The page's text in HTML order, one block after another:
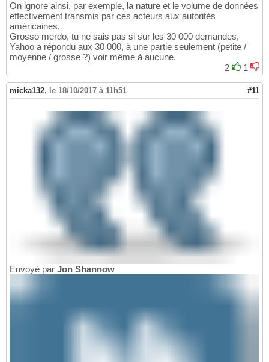
On ignore ainsi, par exemple, la nature et le volume de données
effectivement transmis par ces acteurs aux autorités
américaines.
Grosso merdo, tu ne sais pas si sur les 30 000 demandes,
Yahoo a répondu aux 30 000, à une partie seulement (petite /
moyenne / grosse ?) voir même à aucune.
2
1
micka132, le 18/10/2017 à 11h51 #11
Envoyé par Jon Shannow